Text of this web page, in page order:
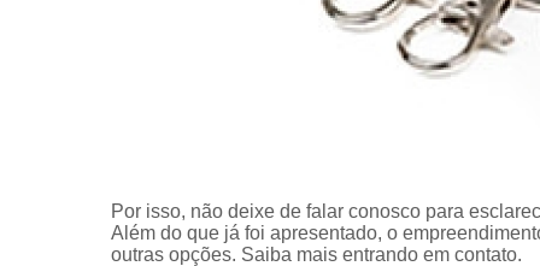
Por isso, não deixe de falar conosco para
Além do que já foi apresentado, o
outras opções. Saiba mais entrando em contato.